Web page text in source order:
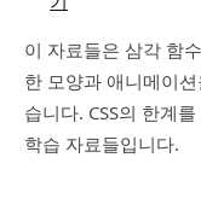
이 자료들은 삼각 함
한 모양과 애니메이
습니다. CSS의 한계
학습 자료들입니다.